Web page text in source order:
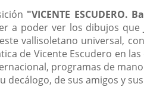
"VICENTE
a poder ver los dibujos
vallisoletano universal,
de Vicente Escudero en
programas de
decálogo, de sus amigos y